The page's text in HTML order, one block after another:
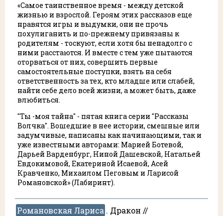
«Самое таинственное время - между детской
жизнью и взрослой. Героям этих рассказов еще
нравятся игры и выдумки, они не прочь
похулиганить и по-прежнему привязаны к
родителям - тоскуют, если хотя бы ненадолго с
ними расстаются. И вместе с тем уже пытаются
оторваться от них, совершить первые
самостоятельные поступки, взять на себя
ответственность за тех, кто младше или слабей,
найти себе дело всей жизни, а может быть, даже
влюбиться.
"Ты -моя тайна" - пятая книга серии "Рассказы
Волчка". Вошедшие в нее истории, смешные или
задумчивые, написаны как начинающими, так и
уже известными авторами: Марией Ботевой,
Дарьей Варденбург, Ниной Дашевской, Натальей
Евдокимовой, Екатериной Исаевой, Асей
Кравченко, Михаилом Пеговым и Ларисой
Романовской» (Лабиринт).
Романовская Лариса . Дракон //